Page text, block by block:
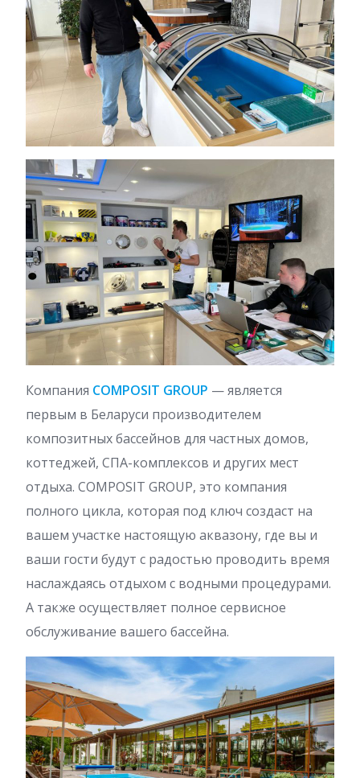
Компания COMPOSIT GROUP — является
первым в Беларуси производителем
композитных бассейнов для частных домов,
коттеджей, СПА-комплексов и других мест
отдыха. COMPOSIT GROUP, это компания
полного цикла, которая под ключ создаст на
вашем участке настоящую аквазону, где вы и
ваши гости будут с радостью проводить время
наслаждаясь отдыхом с водными процедурами.
А также осуществляет полное сервисное
обслуживание вашего бассейна.